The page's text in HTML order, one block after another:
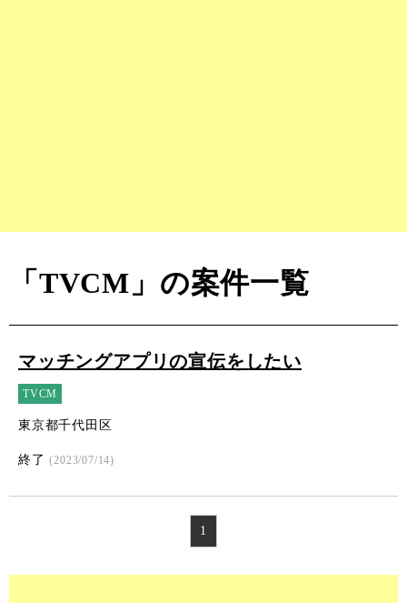
「TVCM」の案件一覧
マッチングアプリの宣伝をしたい
TVCM
東京都千代田区
終了(2023/07/14)
1